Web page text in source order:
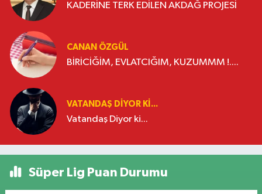
KADERİNE TERK EDİLEN AKDAĞ PROJESİ
CANAN ÖZGÜL
BİRİCİĞİM, EVLATCIĞIM, KUZUMMM !....
VATANDAŞ DIYOR KI...
Vatandaş Diyor ki...
Süper Lig Puan Durumu